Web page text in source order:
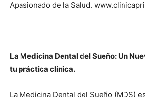
Apasionado de la Salud.
La Medicina Dental del Sueño: Un
tu práctica clínica.
La Medicina Dental del Sueño (MDS)